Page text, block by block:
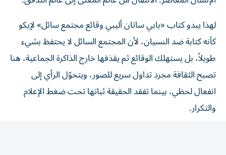
لهذا يبدو كتاب «بابي ساتان أليبي وقائع مجتمع سائل» لإيكو
كأنه كتابة ضد النسيان، لأن المجتمع السائل لا يحتفظ بشيء
طويلاً، بل يستهلك الوقائع ثم يقذفها خارج الذاكرة الجماعية، هنا
تصبح الثقافة مجرد تداول سريع للصور، ويتحوّل الرأي إلى
انفعال لحظي، بينما تفقد الحقيقة ثباتها تحت ضغط الإعلام
والتكرار.